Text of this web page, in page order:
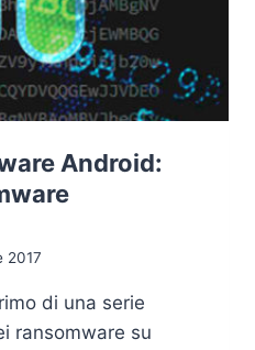
Android:
2017
di una serie
ransomware su